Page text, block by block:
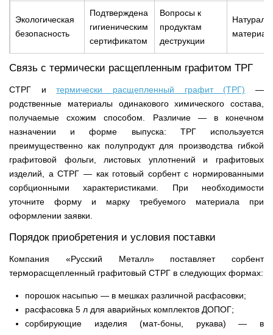
Экологическая
безопасность
Подтверждена
гигиеническим
сертификатом
Вопросы к
продуктам
деструкции
материал
Связь с термически расщепленным графитом ТРГ
СТРГ итермически расщепленный графит (ТРГ) —
родственные материалы одинакового химического состава,
получаемые схожим способом. Различие — в конечном
назначении и форме выпуска: ТРГ используется
преимущественно как полупродукт для производства гибкой
графитовой фольги, листовых уплотнений и графитовых
изделий, а СТРГ — как готовый сорбент с нормированными
сорбционными характеристиками. При необходимости
уточните форму и марку требуемого материала при
оформлении заявки.
Порядок приобретения и условия поставки
Компания «Русский Металл» поставляет сорбент
терморасщепленный графитовый СТРГ в следующих формах:
порошок насыпью — в мешках различной расфасовки;
расфасовка 5 л для аварийных комплектов ДОПОГ;
сорбирующие изделия (мат-боны, рукава) — в